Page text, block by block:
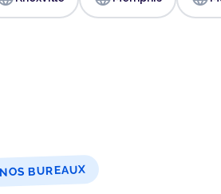
NOS BUREAUX